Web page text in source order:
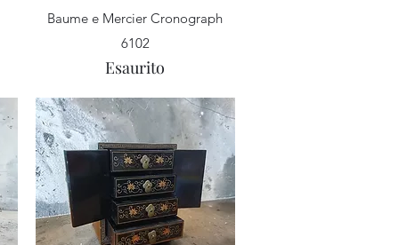
Vista rapida
Baume e Mercier Cronograph
6102
Esaurito